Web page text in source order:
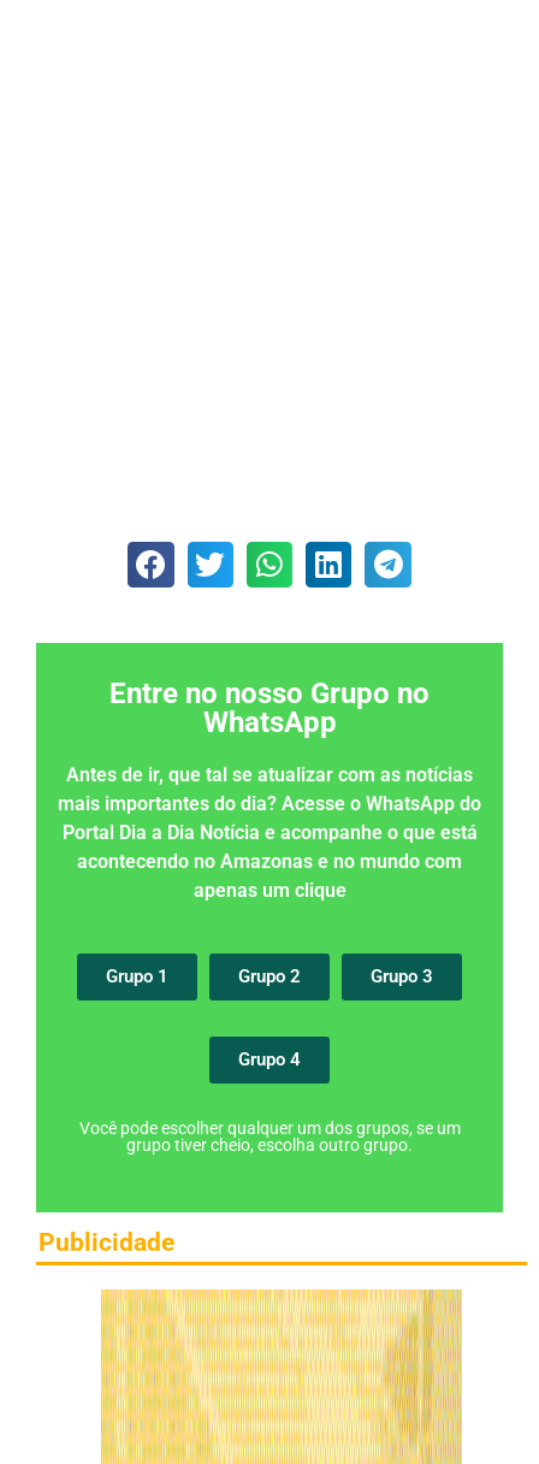
Entre no nosso Grupo no
WhatsApp
Antes de ir, que tal se atualizar com as notícias
mais importantes do dia? Acesse o WhatsApp do
Portal Dia a Dia Notícia e acompanhe o que está
acontecendo no Amazonas e no mundo com
apenas um clique
Grupo 1 Grupo 2 Grupo 3
Grupo 4
Você pode escolher qualquer um dos grupos, se um
grupo tiver cheio, escolha outro grupo.
Publicidade